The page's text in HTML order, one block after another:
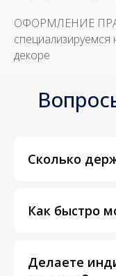
ОФОРМЛЕНИЕ
декоре
Сколько
Как быстро
Делаете